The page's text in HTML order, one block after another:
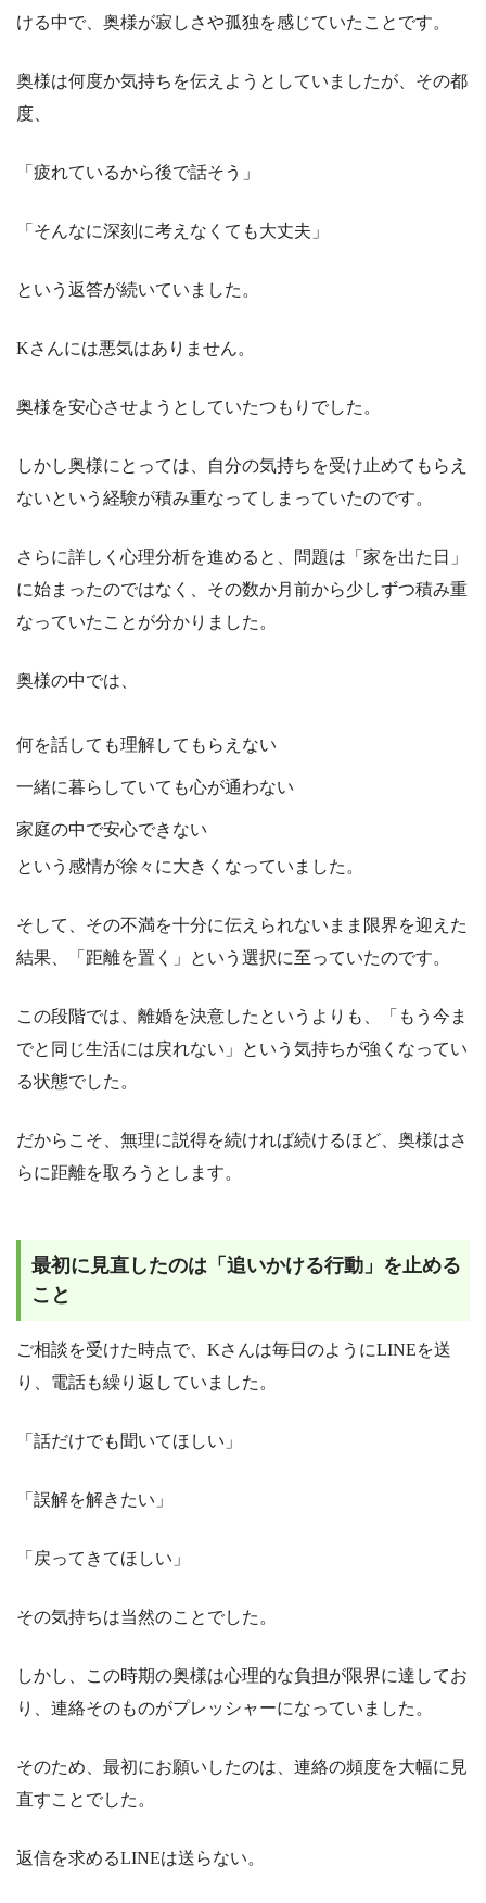
ける中で、奥様が寂しさや孤独を感じていたことです。
奥様は何度か気持ちを伝えようとしていましたが、その都
度、
「疲れているから後で話そう」
「そんなに深刻に考えなくても大丈夫」
という返答が続いていました。
Kさんには悪気はありません。
奥様を安心させようとしていたつもりでした。
しかし奥様にとっては、自分の気持ちを受け止めてもらえ
ないという経験が積み重なってしまっていたのです。
さらに詳しく心理分析を進めると、問題は「家を出た日」
に始まったのではなく、その数か月前から少しずつ積み重
なっていたことが分かりました。
奥様の中では、
何を話しても理解してもらえない
一緒に暮らしていても心が通わない
家庭の中で安心できない
という感情が徐々に大きくなっていました。
そして、その不満を十分に伝えられないまま限界を迎えた
結果、「距離を置く」という選択に至っていたのです。
この段階では、離婚を決意したというよりも、「もう今ま
でと同じ生活には戻れない」という気持ちが強くなってい
る状態でした。
だからこそ、無理に説得を続ければ続けるほど、奥様はさ
らに距離を取ろうとします。
最初に見直したのは「追いかける行動」を止める
こと
ご相談を受けた時点で、Kさんは毎日のようにLINEを送
り、電話も繰り返していました。
「話だけでも聞いてほしい」
「誤解を解きたい」
「戻ってきてほしい」
その気持ちは当然のことでした。
しかし、この時期の奥様は心理的な負担が限界に達してお
り、連絡そのものがプレッシャーになっていました。
そのため、最初にお願いしたのは、連絡の頻度を大幅に見
直すことでした。
返信を求めるLINEは送らない。